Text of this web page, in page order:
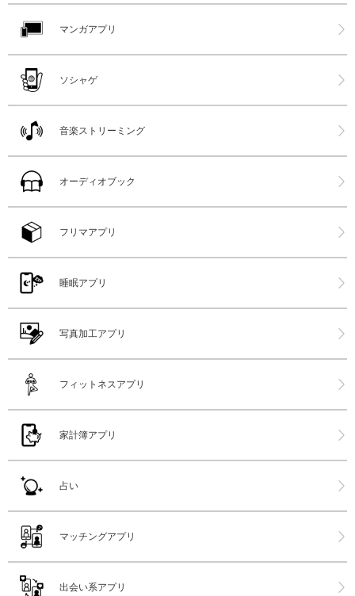
マンガアプリ
ソシャゲ
音楽ストリーミング
オーディオブック
フリマアプリ
睡眠アプリ
写真加工アプリ
フィットネスアプリ
家計簿アプリ
占い
マッチングアプリ
出会い系アプリ